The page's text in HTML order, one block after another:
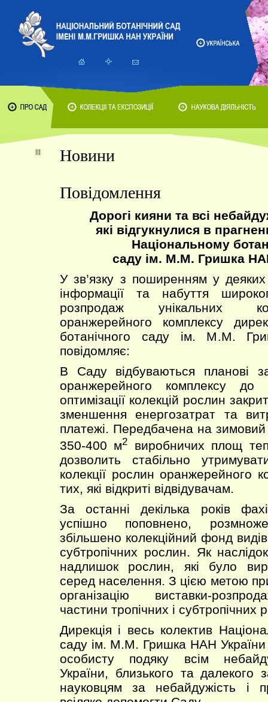
Новини
Повідомлення
Дорогі кияни та всі
які відгукнулися в
Національному
саду ім. М.М. Гришка
У зв’язку з поширенням у деяких
інформації та набуття
розпродаж унікальних
оранжерейного комплексу
ботанічного саду ім. М.М.
повідомляє:
В Саду відбуваються планові
оранжерейного комплексу до
оптимізації колекцій рослин
зменшення енергозатрат та
платежі. Передбачена на зимовий
350-400 м2
виробничих площ
дозволить стабільно
колекції рослин оранжерейного
тих, які відкриті відвідувачам.
За останні декілька років
успішно поповнено,
збільшено колекційний фонд видів
субтропічних рослин. Як
надлишок рослин, які було
серед населення. З цією метою
організацію виставки-
частини тропічних і субтропічних
Дирекція і весь колектив
саду ім. М.М. Гришка НАН
особисту подяку всім
України, близького та далекого
науковцям за небайдужість і